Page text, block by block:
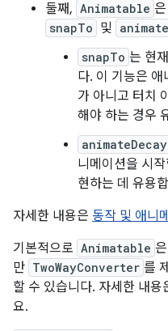
둘째, Animatable
snapTo 및
snapTo 는 현
다. 이 기능은
가 아니고 터치
해야 하는 경우
animateDecay
니메이션을 시
현하는 데 유용
자세한 내용은 동작 및 애니
기본적으로 Animatable 은
만 TwoWayConverter 를
할 수 있습니다. 자세한 내용
요.